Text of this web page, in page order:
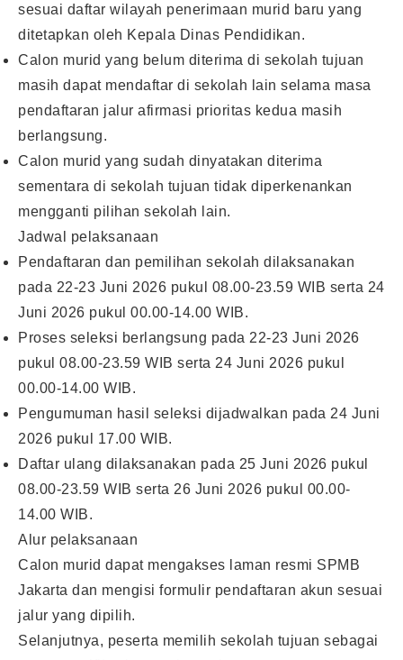
sesuai daftar wilayah penerimaan murid baru yang
ditetapkan oleh Kepala Dinas Pendidikan.
Calon murid yang belum diterima di sekolah tujuan
masih dapat mendaftar di sekolah lain selama masa
pendaftaran jalur afirmasi prioritas kedua masih
berlangsung.
Calon murid yang sudah dinyatakan diterima
sementara di sekolah tujuan tidak diperkenankan
mengganti pilihan sekolah lain.
Jadwal pelaksanaan
Pendaftaran dan pemilihan sekolah dilaksanakan
pada 22-23 Juni 2026 pukul 08.00-23.59 WIB serta 24
Juni 2026 pukul 00.00-14.00 WIB.
Proses seleksi berlangsung pada 22-23 Juni 2026
pukul 08.00-23.59 WIB serta 24 Juni 2026 pukul
00.00-14.00 WIB.
Pengumuman hasil seleksi dijadwalkan pada 24 Juni
2026 pukul 17.00 WIB.
Daftar ulang dilaksanakan pada 25 Juni 2026 pukul
08.00-23.59 WIB serta 26 Juni 2026 pukul 00.00-
14.00 WIB.
Alur pelaksanaan
Calon murid dapat mengakses laman resmi SPMB
Jakarta dan mengisi formulir pendaftaran akun sesuai
jalur yang dipilih.
Selanjutnya, peserta memilih sekolah tujuan sebagai